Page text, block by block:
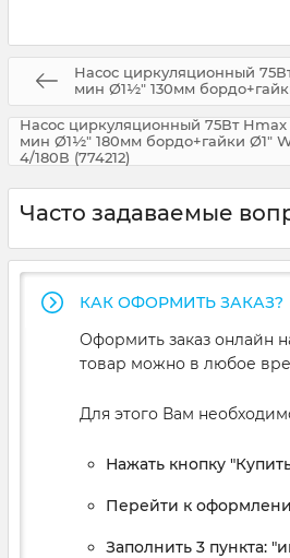
Насос циркуляционный
мин Ø1½" 130мм
Насос циркуляционный 75Вт
мин Ø1½" 180мм бордо+гайки Ø1"
4/180В (774212)
Часто задаваемые
КАК ОФОРМИТЬ ЗАКАЗ?
Оформить заказ онлайн
товар можно в любое
Для этого Вам
Нажать кнопку
Перейти к
Заполнить 3 пункта: